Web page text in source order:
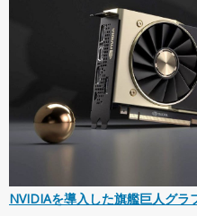
NVIDIAを導入した旗艦巨人グラ